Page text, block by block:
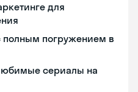
для
полным погружением в
сериалы на